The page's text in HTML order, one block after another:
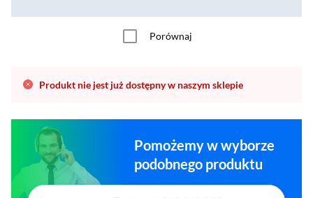
Porównaj
Produkt nie jest już dostępny w naszym sklepie
Pomożemy w wyborze
podobnego produktu